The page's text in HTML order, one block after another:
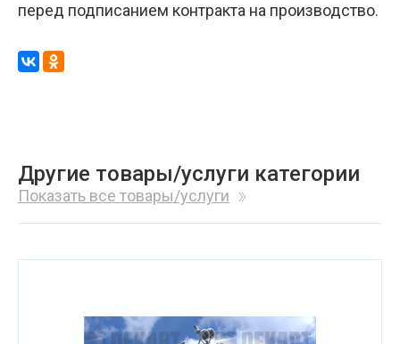
перед подписанием контракта на производство.
Другие товары/услуги категории
Показать все товары/услуги